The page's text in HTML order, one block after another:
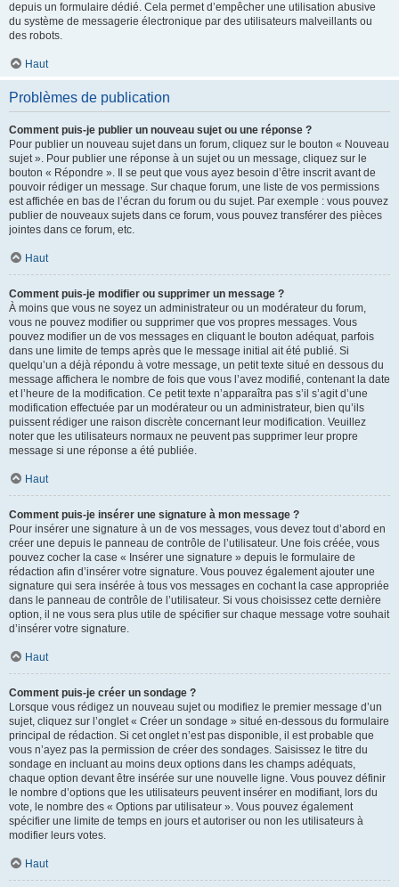
depuis un formulaire dédié. Cela permet d’empêcher une utilisation abusive
du système de messagerie électronique par des utilisateurs malveillants ou
des robots.
Haut
Problèmes de publication
Comment puis-je publier un nouveau sujet ou une réponse ?
Pour publier un nouveau sujet dans un forum, cliquez sur le bouton « Nouveau
sujet ». Pour publier une réponse à un sujet ou un message, cliquez sur le
bouton « Répondre ». Il se peut que vous ayez besoin d’être inscrit avant de
pouvoir rédiger un message. Sur chaque forum, une liste de vos permissions
est affichée en bas de l’écran du forum ou du sujet. Par exemple : vous pouvez
publier de nouveaux sujets dans ce forum, vous pouvez transférer des pièces
jointes dans ce forum, etc.
Haut
Comment puis-je modifier ou supprimer un message ?
À moins que vous ne soyez un administrateur ou un modérateur du forum,
vous ne pouvez modifier ou supprimer que vos propres messages. Vous
pouvez modifier un de vos messages en cliquant le bouton adéquat, parfois
dans une limite de temps après que le message initial ait été publié. Si
quelqu’un a déjà répondu à votre message, un petit texte situé en dessous du
message affichera le nombre de fois que vous l’avez modifié, contenant la date
et l’heure de la modification. Ce petit texte n’apparaîtra pas s’il s’agit d’une
modification effectuée par un modérateur ou un administrateur, bien qu’ils
puissent rédiger une raison discrète concernant leur modification. Veuillez
noter que les utilisateurs normaux ne peuvent pas supprimer leur propre
message si une réponse a été publiée.
Haut
Comment puis-je insérer une signature à mon message ?
Pour insérer une signature à un de vos messages, vous devez tout d’abord en
créer une depuis le panneau de contrôle de l’utilisateur. Une fois créée, vous
pouvez cocher la case « Insérer une signature » depuis le formulaire de
rédaction afin d’insérer votre signature. Vous pouvez également ajouter une
signature qui sera insérée à tous vos messages en cochant la case appropriée
dans le panneau de contrôle de l’utilisateur. Si vous choisissez cette dernière
option, il ne vous sera plus utile de spécifier sur chaque message votre souhait
d’insérer votre signature.
Haut
Comment puis-je créer un sondage ?
Lorsque vous rédigez un nouveau sujet ou modifiez le premier message d’un
sujet, cliquez sur l’onglet « Créer un sondage » situé en-dessous du formulaire
principal de rédaction. Si cet onglet n’est pas disponible, il est probable que
vous n’ayez pas la permission de créer des sondages. Saisissez le titre du
sondage en incluant au moins deux options dans les champs adéquats,
chaque option devant être insérée sur une nouvelle ligne. Vous pouvez définir
le nombre d’options que les utilisateurs peuvent insérer en modifiant, lors du
vote, le nombre des « Options par utilisateur ». Vous pouvez également
spécifier une limite de temps en jours et autoriser ou non les utilisateurs à
modifier leurs votes.
Haut